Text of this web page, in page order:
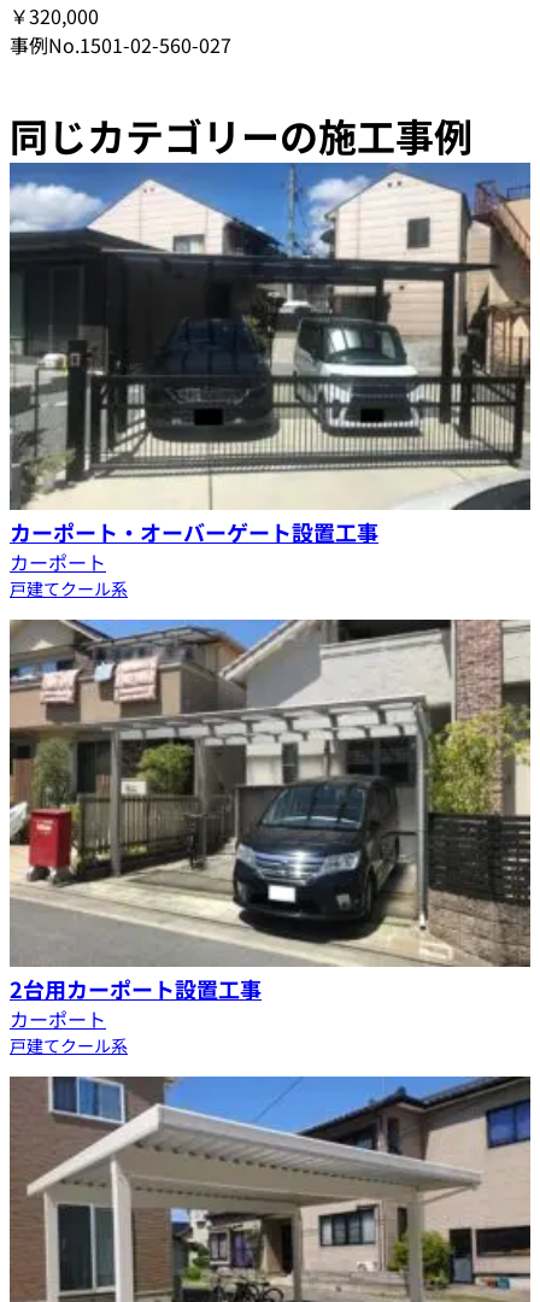
￥320,000
事例No.1501-02-560-027
同じカテゴリーの施工事例
カーポート・オーバーゲート設置工事
カーポート
戸建てクール系
2台用カーポート設置工事
カーポート
戸建てクール系